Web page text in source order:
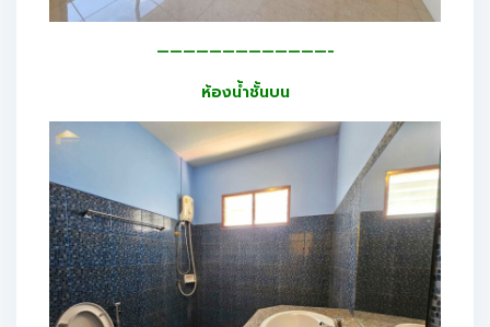
—————————————-
ห้องน้ำชั้นบน